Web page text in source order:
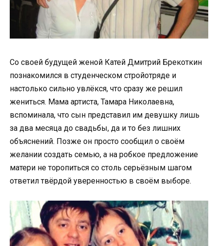
Со своей будущей женой Катей Дмитрий Брекоткин
познакомился в студенческом стройотряде и
настолько сильно увлёкся, что сразу же решил
жениться. Мама артиста, Тамара Николаевна,
вспоминала, что сын представил им девушку лишь
за два месяца до свадьбы, да и то без лишних
объяснений. Позже он просто сообщил о своём
желании создать семью, а на робкое предложение
матери не торопиться со столь серьёзным шагом
ответил твёрдой уверенностью в своём выборе.